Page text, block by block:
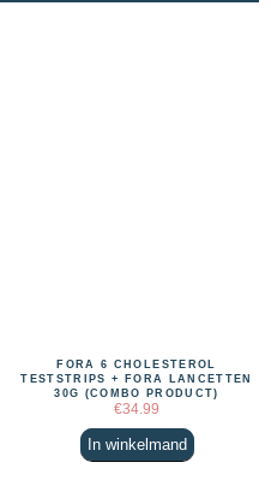
FORA 6 CHOLESTEROL
TESTSTRIPS + FORA LANCETTEN
30G (COMBO PRODUCT)
€34.99
In winkelmand